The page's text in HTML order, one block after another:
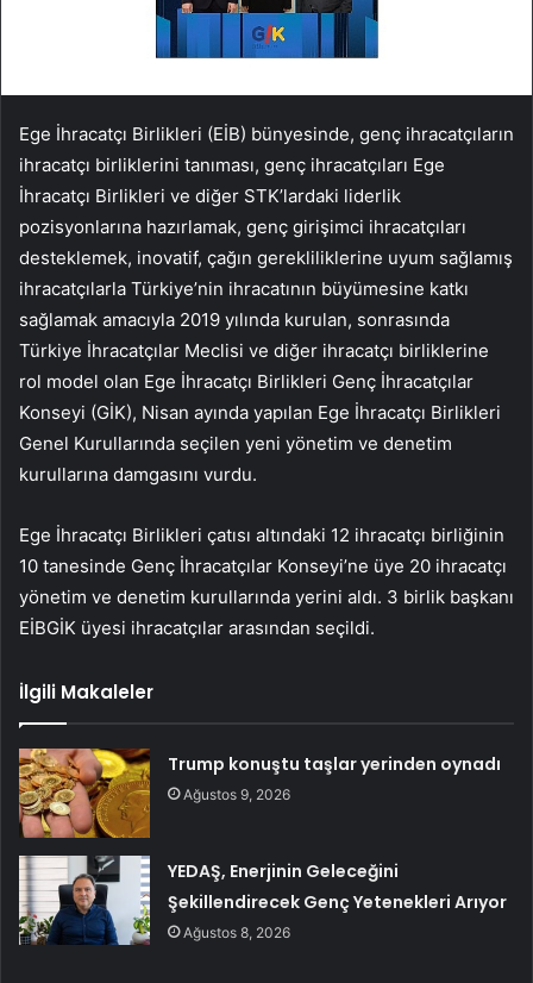
Ege İhracatçı Birlikleri (EİB) bünyesinde, genç ihracatçıların
ihracatçı birliklerini tanıması, genç ihracatçıları Ege
İhracatçı Birlikleri ve diğer STK’lardaki liderlik
pozisyonlarına hazırlamak, genç girişimci ihracatçıları
desteklemek, inovatif, çağın gerekliliklerine uyum sağlamış
ihracatçılarla Türkiye’nin ihracatının büyümesine katkı
sağlamak amacıyla 2019 yılında kurulan, sonrasında
Türkiye İhracatçılar Meclisi ve diğer ihracatçı birliklerine
rol model olan Ege İhracatçı Birlikleri Genç İhracatçılar
Konseyi (GİK), Nisan ayında yapılan Ege İhracatçı Birlikleri
Genel Kurullarında seçilen yeni yönetim ve denetim
kurullarına damgasını vurdu.
Ege İhracatçı Birlikleri çatısı altındaki 12 ihracatçı birliğinin
10 tanesinde Genç İhracatçılar Konseyi’ne üye 20 ihracatçı
yönetim ve denetim kurullarında yerini aldı. 3 birlik başkanı
EİBGİK üyesi ihracatçılar arasından seçildi.
İlgili Makaleler
Trump konuştu taşlar yerinden oynadı
Ağustos 9, 2026
YEDAŞ, Enerjinin Geleceğini
Şekillendirecek Genç Yetenekleri Arıyor
Ağustos 8, 2026